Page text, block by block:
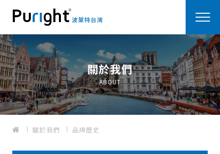
關於我們
ABOUT
關於我們 品牌歷史